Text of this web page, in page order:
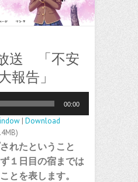
送 「不安
報告」
00:00
| Download
れたということ
１日目の宿までは
とを表します。